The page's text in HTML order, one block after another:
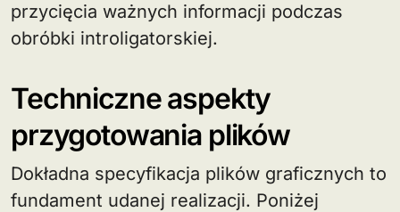
przycięcia ważnych informacji podczas
obróbki introligatorskiej.
Techniczne aspekty
przygotowania plików
Dokładna specyfikacja plików graficznych to
fundament udanej realizacji. Poniżej